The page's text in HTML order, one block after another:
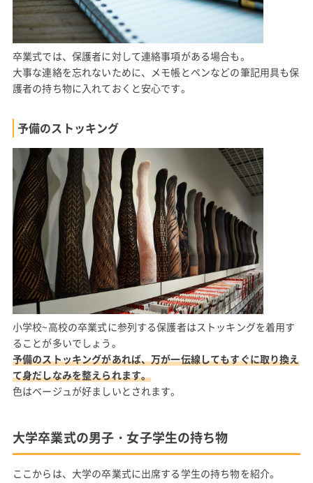
卒業式では、保護者に対して連絡事項がある場合も。
大事な連絡を忘れないために、メモ帳とペンなどの筆記用具も保
護者の持ち物に入れておくと安心です。
予備のストッキング
小学校~高校の卒業式に参列する保護者はストッキングを着用す
ることが多いでしょう。
予備のストッキングがあれば、万が一伝線してもすぐに取り換え
て身だしなみを整えられます。
色はベージュが好ましいとされます。
大学卒業式の男子・女子学生の持ち物
ここからは、大学の卒業式に出席する学生の持ち物を紹介。